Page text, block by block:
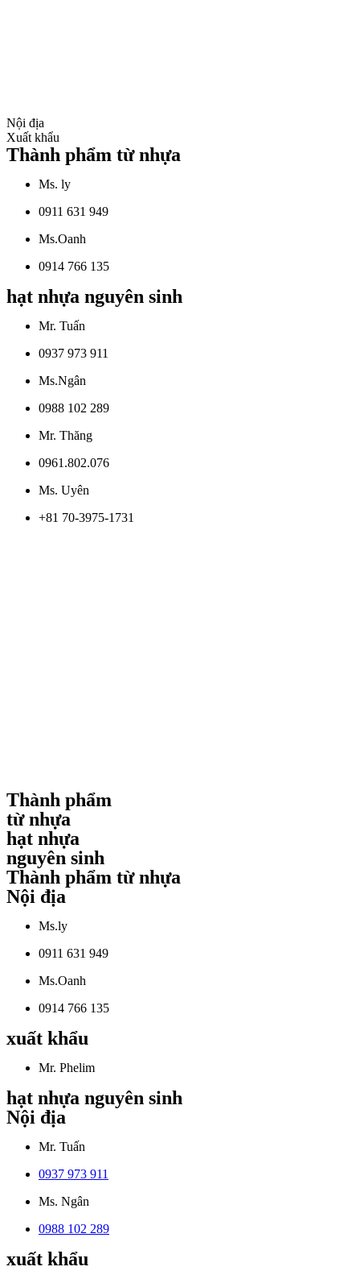
Nội địa
Xuất khẩu
Thành phẩm từ nhựa
Ms. ly
0911 631 949
Ms.Oanh
0914 766 135
hạt nhựa nguyên sinh
Mr. Tuấn
0937 973 911
Ms.Ngân
0988 102 289
Mr. Thăng
0961.802.076
Ms. Uyên
+81 70-3975-1731
Thành phẩm
từ nhựa
hạt nhựa
nguyên sinh
Thành phẩm từ nhựa
Nội địa
Ms.ly
0911 631 949
Ms.Oanh
0914 766 135
xuất khẩu
Mr. Phelim
hạt nhựa nguyên sinh
Nội địa
Mr. Tuấn
0937 973 911
Ms. Ngân
0988 102 289
xuất khẩu